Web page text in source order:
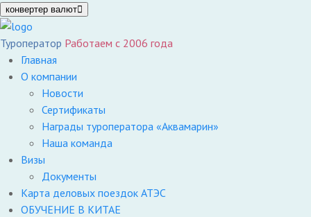
конвертер валют
Туроператор Работаем с 2006 года
Главная
О компании
Новости
Сертификаты
Награды туроператора «Аквамарин»
Наша команда
Визы
Документы
Карта деловых поездок АТЭС
ОБУЧЕНИЕ В КИТАЕ